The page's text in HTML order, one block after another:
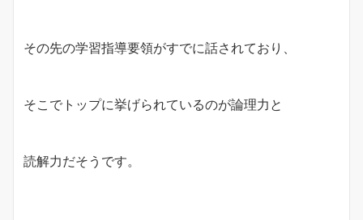
その先の学習指導要領がすでに話されており、
そこでトップに挙げられているのが論理力と
読解力だそうです。